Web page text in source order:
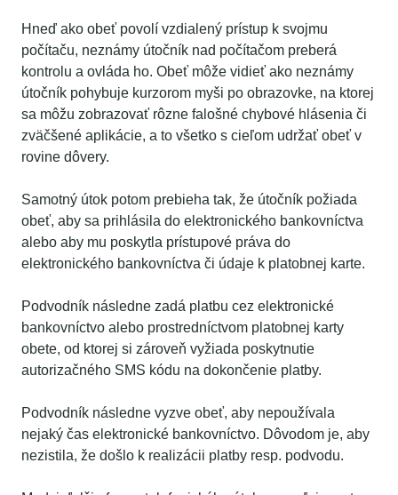
Hneď ako obeť povolí vzdialený prístup k svojmu
počítaču, neznámy útočník nad počítačom preberá
kontrolu a ovláda ho. Obeť môže vidieť ako neznámy
útočník pohybuje kurzorom myši po obrazovke, na ktorej
sa môžu zobrazovať rôzne falošné chybové hlásenia či
zväčšené aplikácie, a to všetko s cieľom udržať obeť v
rovine dôvery.
Samotný útok potom prebieha tak, že útočník požiada
obeť, aby sa prihlásila do elektronického bankovníctva
alebo aby mu poskytla prístupové práva do
elektronického bankovníctva či údaje k platobnej karte.
Podvodník následne zadá platbu cez elektronické
bankovníctvo alebo prostredníctvom platobnej karty
obete, od ktorej si zároveň vyžiada poskytnutie
autorizačného SMS kódu na dokončenie platby.
Podvodník následne vyzve obeť, aby nepoužívala
nejaký čas elektronické bankovníctvo. Dôvodom je, aby
nezistila, že došlo k realizácii platby resp. podvodu.